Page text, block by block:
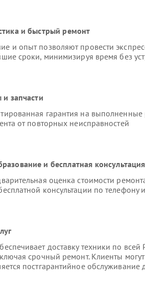
и быстрый ремонт
и опыт позволяют провести
сроки, минимизируя время без
и запчасти
гарантия на
от повторных неисправностей
и бесплатная консультация
оценка стоимости
консультации по телефону
доставку техники по
срочный ремонт. Клиенты могут
постгарантийное